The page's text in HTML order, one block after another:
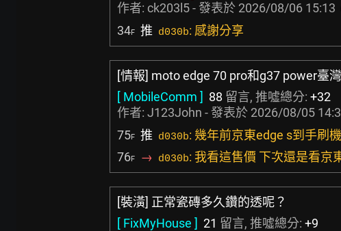
作者: ck203l5- 發表於 2026/08/06 15:13
34F 推 d030b: 感謝分享
[情報] moto edge 70 pro和g37 power臺
[ MobileComm ] 88 留言, 推噓總分: +32
作者: J123John - 發表於 2026/08/05
75F 推 d030b: 幾年前京東edge s到手刷
76F → d030b: 我看這售價 下次還是看京
[裝潢] 正常瓷磚多久鑽的透呢？
[ FixMyHouse ] 21 留言, 推噓總分: +9